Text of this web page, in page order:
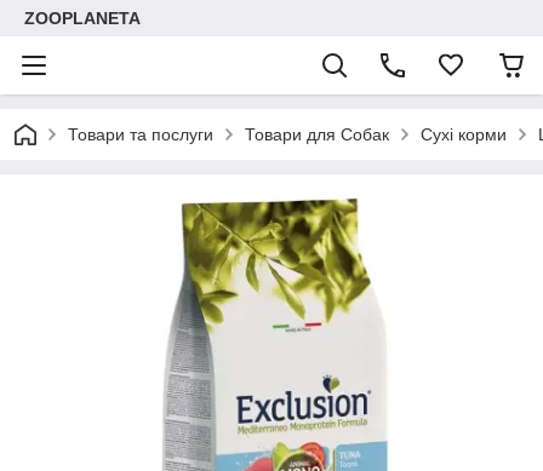
ZOOPLANETA
Товари та послуги Товари для Собак Сухі корми